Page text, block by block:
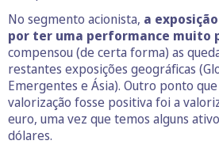
No segmento acionista, a
por ter uma performance muito
compensou (de certa forma) as
restantes exposições geográficas
Emergentes e Ásia). Outro ponto que
valorização fosse positiva foi a
euro, uma vez que temos alguns
dólares.